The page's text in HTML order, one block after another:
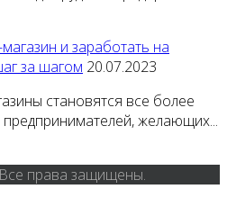
и заработать на
за шагом 20.07.2023
становятся все более
желающих...
права защищены.